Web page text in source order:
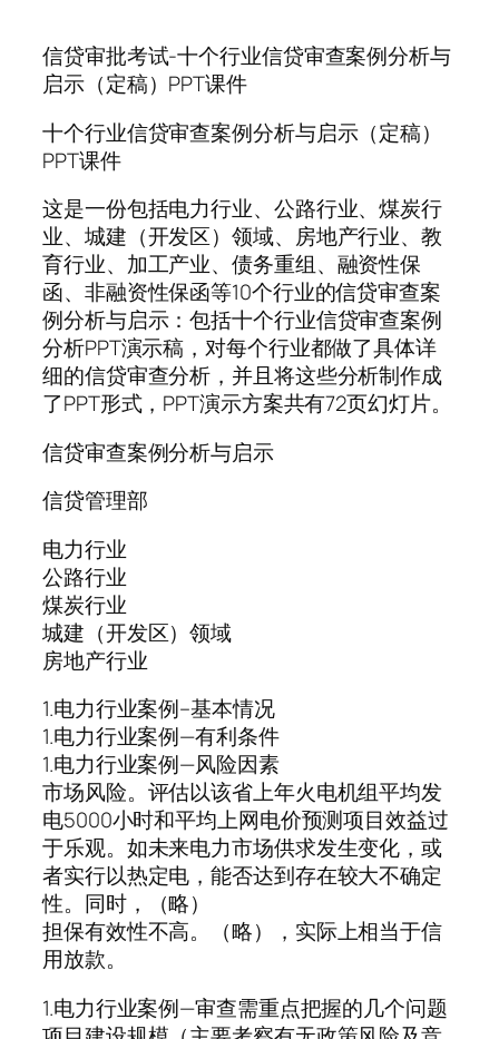
信贷审批考试-十个行业信贷审查案例分析与
启示（定稿）PPT课件
十个行业信贷审查案例分析与启示（定稿）
PPT课件
这是一份包括电力行业、公路行业、煤炭行
业、城建（开发区）领域、房地产行业、教
育行业、加工产业、债务重组、融资性保
函、非融资性保函等10个行业的信贷审查案
例分析与启示：包括十个行业信贷审查案例
分析PPT演示稿，对每个行业都做了具体详
细的信贷审查分析，并且将这些分析制作成
了PPT形式，PPT演示方案共有72页幻灯片。
信贷审查案例分析与启示
信贷管理部
电力行业
公路行业
煤炭行业
城建（开发区）领域
房地产行业
1.电力行业案例–基本情况
1.电力行业案例—有利条件
1.电力行业案例—风险因素
市场风险。评估以该省上年火电机组平均发
电5000小时和平均上网电价预测项目效益过
于乐观。如未来电力市场供求发生变化，或
者实行以热定电，能否达到存在较大不确定
性。同时，（略）
担保有效性不高。（略），实际上相当于信
用放款。
1.电力行业案例—审查需重点把握的几个问题